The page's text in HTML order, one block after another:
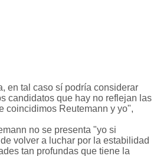
en tal caso sí podría considerar
candidatos que hay no reflejan las
coincidimos Reutemann y yo",
no se presenta "yo si
volver a luchar por la estabilidad
tan profundas que tiene la